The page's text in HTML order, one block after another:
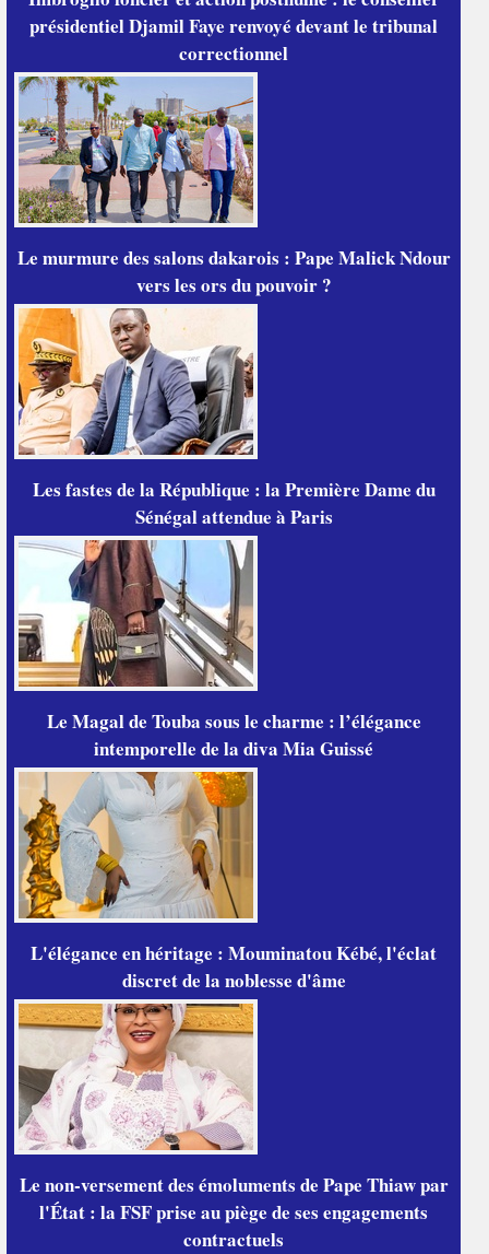
présidentiel Djamil Faye renvoyé devant le tribunal
correctionnel
Le murmure des salons dakarois : Pape Malick Ndour
vers les ors du pouvoir ?
Les fastes de la République : la Première Dame du
Sénégal attendue à Paris
Le Magal de Touba sous le charme : l’élégance
intemporelle de la diva Mia Guissé
L'élégance en héritage : Mouminatou Kébé, l'éclat
discret de la noblesse d'âme
Le non-versement des émoluments de Pape Thiaw par
l'État : la FSF prise au piège de ses engagements
contractuels